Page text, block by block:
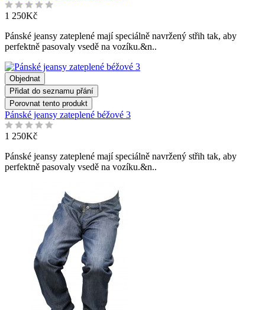
1 250Kč
Pánské jeansy zateplené mají speciálně navržený střih tak, aby
perfektně pasovaly vsedě na vozíku.&n..
Objednat
Přidat do seznamu přání
Porovnat tento produkt
Pánské jeansy zateplené béžové 3
1 250Kč
Pánské jeansy zateplené mají speciálně navržený střih tak, aby
perfektně pasovaly vsedě na vozíku.&n..